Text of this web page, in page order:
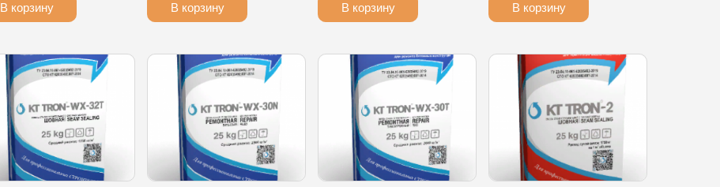
В корзину В корзину В корзину В корзину